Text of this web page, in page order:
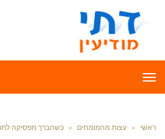
תפריט
ראשי » עצות מהמומחים » כשהברך מפסיקה